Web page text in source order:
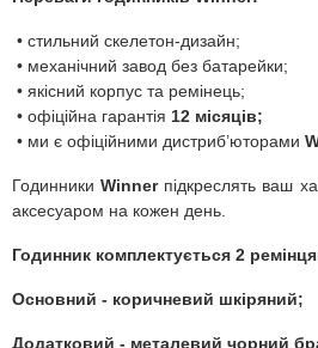
• стильний скелетон-дизайн;
• механічний завод без батарейки;
• якісний корпус та ремінець;
• офіційна гарантія 12 місяців;
• ми є офіційними дистриб’юторами
ГодинникиWinnerпідкреслять ваш
аксесуаром на кожен день.
Годинник комплектується 2
Основний - коричневий шкіряний;
Додатковий - металевий чорний